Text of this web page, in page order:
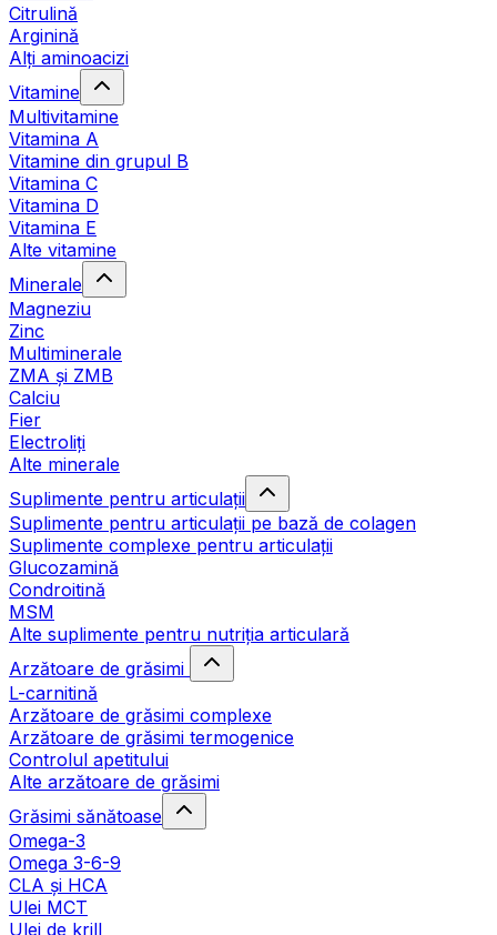
Citrulină
Arginină
Alți aminoacizi
Vitamine
Multivitamine
Vitamina A
Vitamine din grupul B
Vitamina C
Vitamina D
Vitamina E
Alte vitamine
Minerale
Magneziu
Zinc
Multiminerale
ZMA și ZMB
Calciu
Fier
Electroliți
Alte minerale
Suplimente pentru articulații
Suplimente pentru articulații pe bază de colagen
Suplimente complexe pentru articulații
Glucozamină
Condroitină
MSM
Alte suplimente pentru nutriția articulară
Arzătoare de grăsimi
L-carnitină
Arzătoare de grăsimi complexe
Arzătoare de grăsimi termogenice
Controlul apetitului
Alte arzătoare de grăsimi
Grăsimi sănătoase
Omega-3
Omega 3-6-9
CLA şi HCA
Ulei MCT
Ulei de krill